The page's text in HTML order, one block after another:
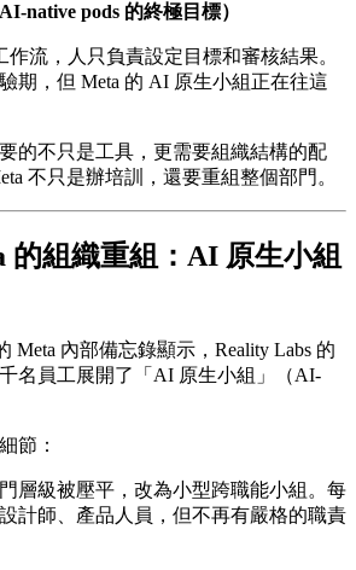
native pods 的終極目標）
流，人只負責設定目標和審核結果。
期，但 Meta 的 AI 原生小組正在往這
的不只是工具，更需要組織結構的配
不只是辦培訓，還要重組整個部門。
的組織重組：AI 原生小組
Meta 內部備忘錄顯示，Reality Labs 的
名員工展開了「AI 原生小組」（AI-
節：
層級被壓平，改為小型跨職能小組。每
計師、產品人員，但不再有嚴格的職責